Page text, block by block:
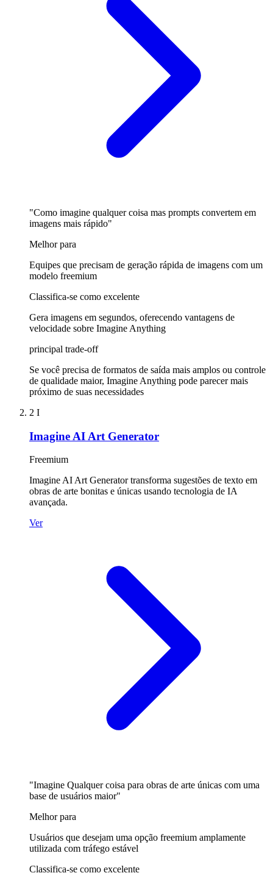
"Como imagine qualquer coisa mas prompts convertem em
imagens mais rápido"
Melhor para
Equipes que precisam de geração rápida de imagens com um
modelo freemium
Classifica-se como excelente
Gera imagens em segundos, oferecendo vantagens de
velocidade sobre Imagine Anything
principal trade-off
Se você precisa de formatos de saída mais amplos ou controle
de qualidade maior, Imagine Anything pode parecer mais
próximo de suas necessidades
2 I
Imagine AI Art Generator
Freemium
Imagine AI Art Generator transforma sugestões de texto em
obras de arte bonitas e únicas usando tecnologia de IA
avançada.
Ver
"Imagine Qualquer coisa para obras de arte únicas com uma
base de usuários maior"
Melhor para
Usuários que desejam uma opção freemium amplamente
utilizada com tráfego estável
Classifica-se como excelente